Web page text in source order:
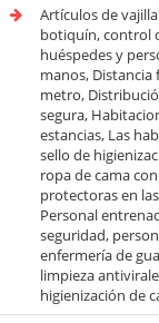
Artículos de
botiquín, control
huéspedes y
manos, Distancia
metro,
segura,
estancias, Las
sello de
ropa de cama
protectoras en
Personal
seguridad,
enfermería de
limpieza
higienización de